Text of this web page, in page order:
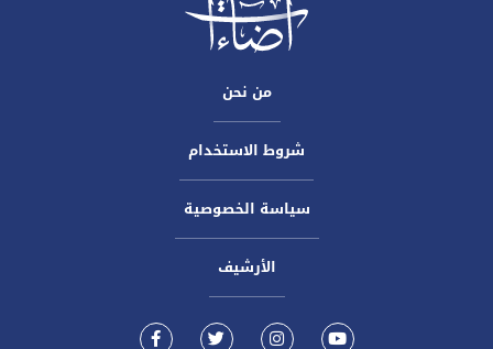
من نحن
شروط الاستخدام
سياسة الخصوصية
الأرشيف